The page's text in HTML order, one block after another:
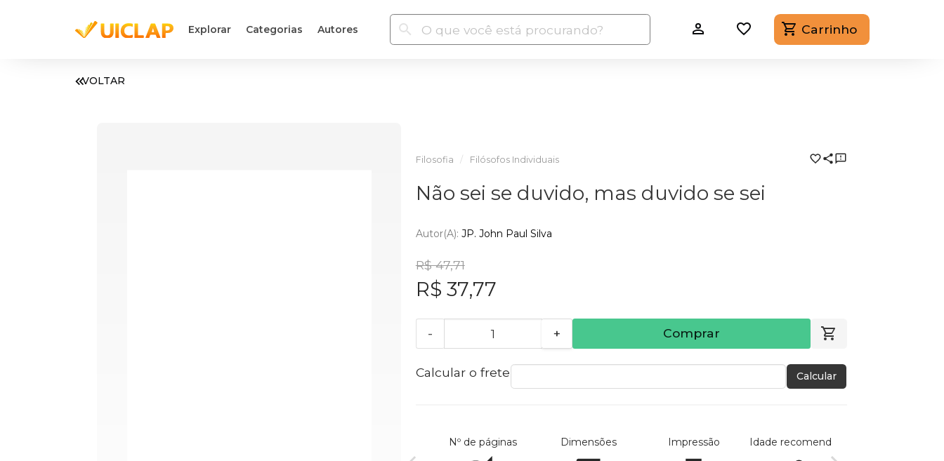
Explorar Categorias Autores Carrinho
VOLTAR
Filosofia Filósofos Individuais
Não sei se duvido, mas duvido se sei
Autor(a): JP. John Paul Silva
R$ 47,71
R$ 37,77
- + Comprar
Calcular o frete Calcular
Nº de páginas Dimensões Impressão Idade recomendada